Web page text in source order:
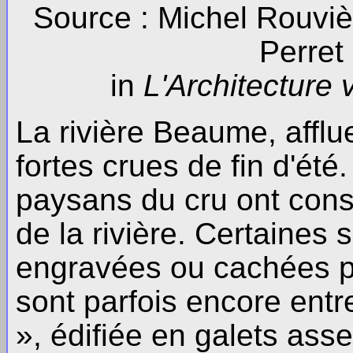
Source : Michel
in L'Architecture
La rivière Beaume,
fortes crues de fin
paysans du cru ont
de la rivière. Certaines
engravées ou cachées
sont parfois encore
», édifiée en galets